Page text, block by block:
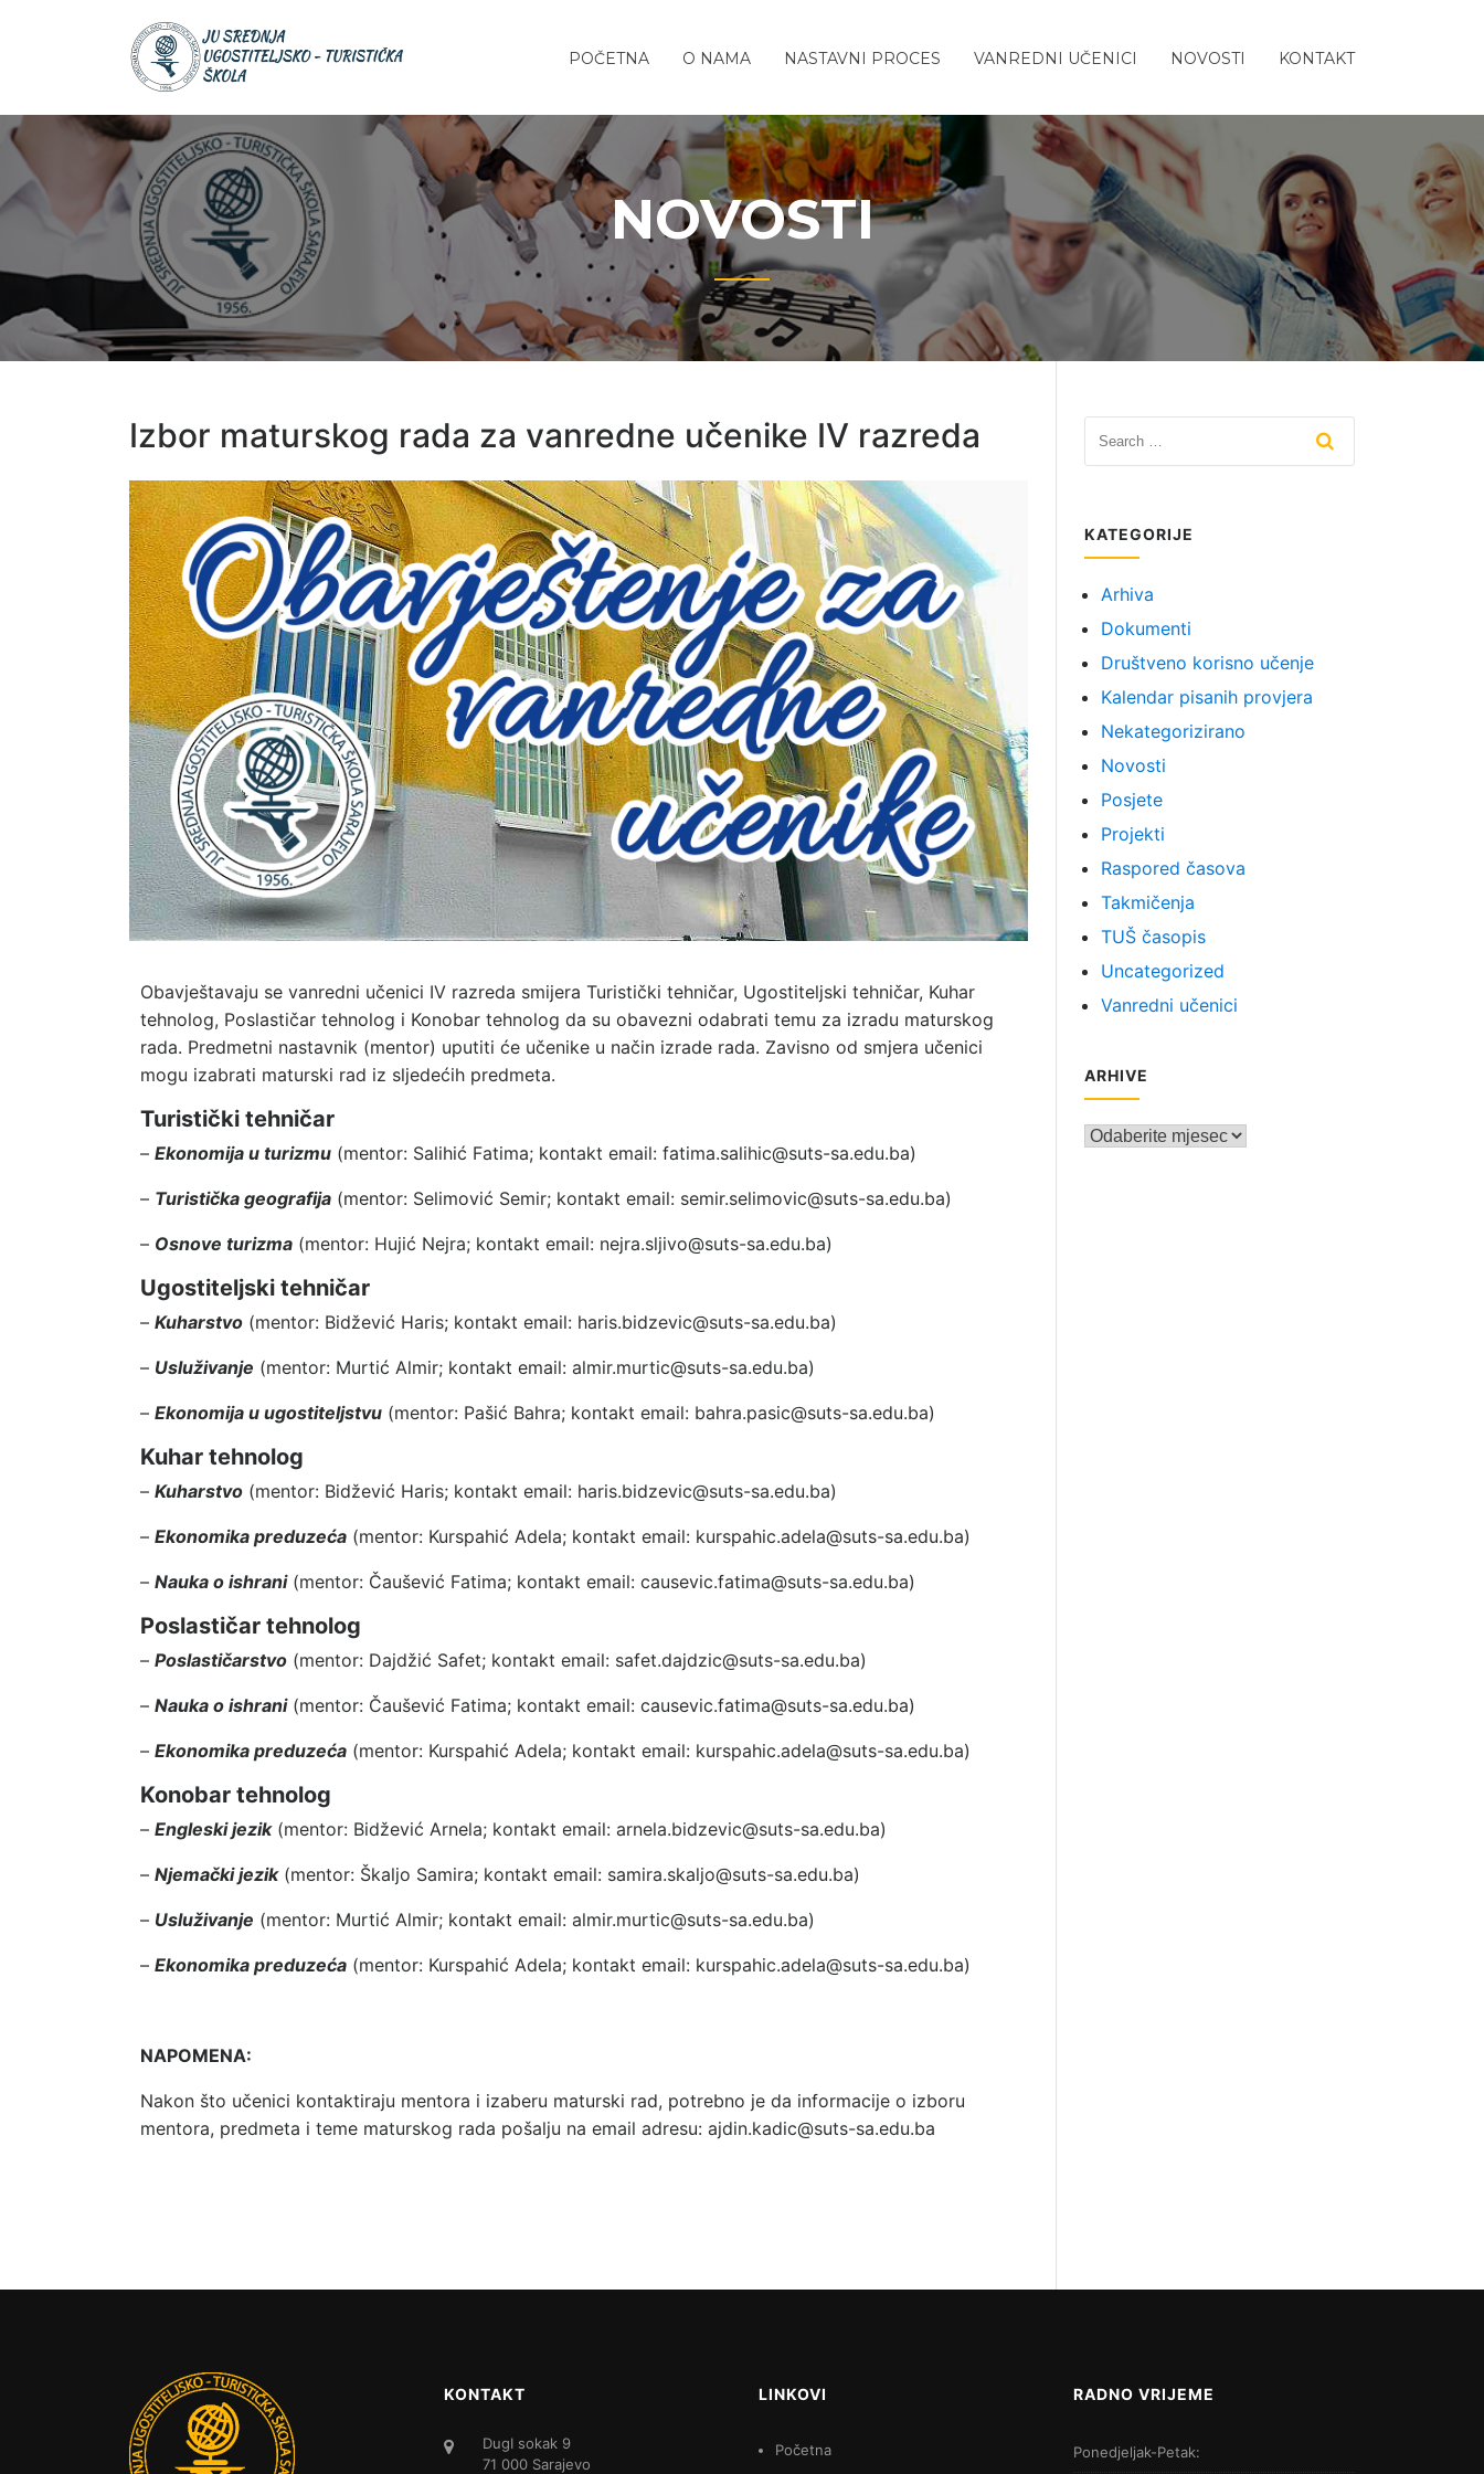
UGOSTITELJSKO-
ŠKOLA
POČETNA O NAMA NASTAVNI PROCES VANREDNI UČENICI NOVOSTI KONTAKT
NOVOSTI
Izbor maturskog rada za vanredne učenike IV razreda
Obavještavaju se vanredni učenici IV razreda smijera Turistički tehničar, Ugostiteljski tehničar, Kuhar
tehnolog, Poslastičar tehnolog i Konobar tehnolog da su obavezni odabrati temu za izradu maturskog
rada. Predmetni nastavnik (mentor) uputiti će učenike u način izrade rada. Zavisno od smjera učenici
mogu izabrati maturski rad iz sljedećih predmeta.
Turistički tehničar
– Ekonomija u turizmu (mentor: Salihić Fatima; kontakt email: fatima.salihic@suts-sa.edu.ba)
– Turistička geografija (mentor: Selimović Semir; kontakt email: semir.selimovic@suts-sa.edu.ba)
– Osnove turizma (mentor: Hujić Nejra; kontakt email: nejra.sljivo@suts-sa.edu.ba)
Ugostiteljski tehničar
– Kuharstvo (mentor: Bidžević Haris; kontakt email: haris.bidzevic@suts-sa.edu.ba)
– Usluživanje (mentor: Murtić Almir; kontakt email: almir.murtic@suts-sa.edu.ba)
– Ekonomija u ugostiteljstvu (mentor: Pašić Bahra; kontakt email: bahra.pasic@suts-sa.edu.ba)
Kuhar tehnolog
– Kuharstvo (mentor: Bidžević Haris; kontakt email: haris.bidzevic@suts-sa.edu.ba)
– Ekonomika preduzeća (mentor: Kurspahić Adela; kontakt email: kurspahic.adela@suts-sa.edu.ba)
– Nauka o ishrani (mentor: Čaušević Fatima; kontakt email: causevic.fatima@suts-sa.edu.ba)
Poslastičar tehnolog
– Poslastičarstvo (mentor: Dajdžić Safet; kontakt email: safet.dajdzic@suts-sa.edu.ba)
– Nauka o ishrani (mentor: Čaušević Fatima; kontakt email: causevic.fatima@suts-sa.edu.ba)
– Ekonomika preduzeća (mentor: Kurspahić Adela; kontakt email: kurspahic.adela@suts-sa.edu.ba)
Konobar tehnolog
– Engleski jezik (mentor: Bidžević Arnela; kontakt email: arnela.bidzevic@suts-sa.edu.ba)
– Njemački jezik (mentor: Škaljo Samira; kontakt email: samira.skaljo@suts-sa.edu.ba)
– Usluživanje (mentor: Murtić Almir; kontakt email: almir.murtic@suts-sa.edu.ba)
– Ekonomika preduzeća (mentor: Kurspahić Adela; kontakt email: kurspahic.adela@suts-sa.edu.ba)
NAPOMENA:
Nakon što učenici kontaktiraju mentora i izaberu maturski rad, potrebno je da informacije o izboru
mentora, predmeta i teme maturskog rada pošalju na email adresu: ajdin.kadic@suts-sa.edu.ba
KATEGORIJE
Arhiva
Dokumenti
Društveno korisno učenje
Kalendar pisanih provjera
Nekategorizirano
Novosti
Posjete
Projekti
Raspored časova
Takmičenja
TUŠ časopis
Uncategorized
Vanredni učenici
ARHIVE
KONTAKT
DugI sokak 9
71 000 Sarajevo
LINKOVI
Početna
RADNO VRIJEME
Ponedjeljak-Petak: